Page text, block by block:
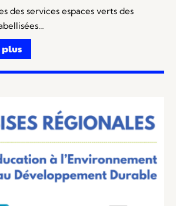
des services espaces verts des
plus